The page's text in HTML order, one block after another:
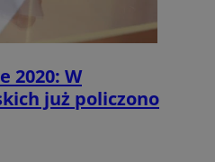
2020: W
już policzono